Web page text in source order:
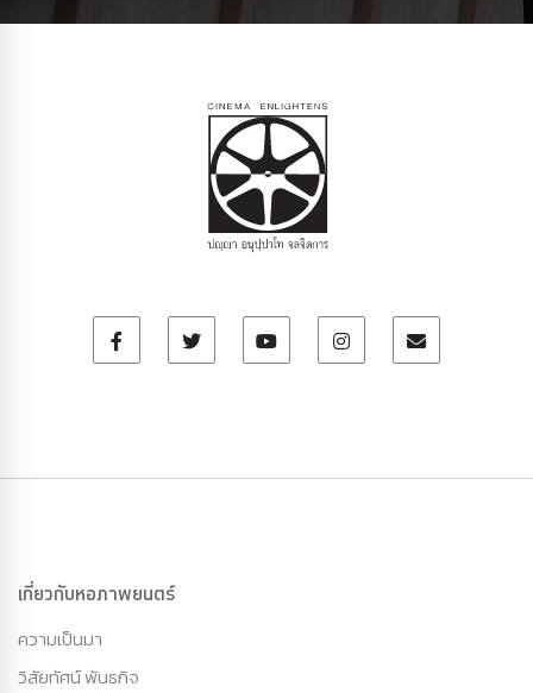
เกี่ยวกับหอภาพยนตร์
ความเป็นมา
วิสัยทัศน์ พันธกิจ